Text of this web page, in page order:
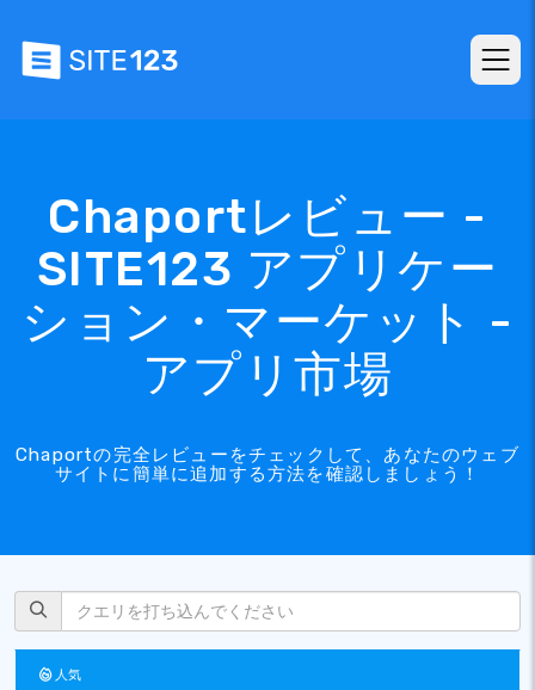
Chaportレビュー -
SITE123 アプリケー
ション・マーケット -
アプリ市場
Chaportの完全レビューをチェックして、あなたのウェブ
サイトに簡単に追加する方法を確認しましょう！
人気